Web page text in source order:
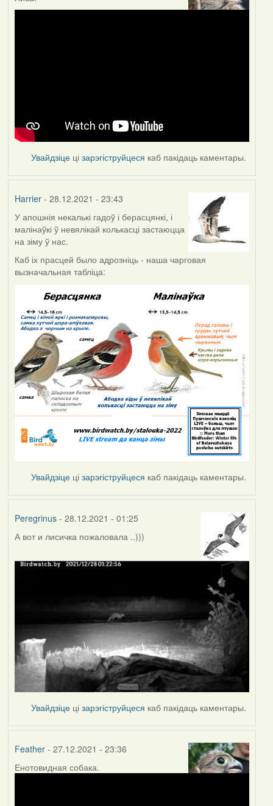
Увайдзіце цізарэгіструйцеся каб пакідаць каментары.
Harrier- 28.12.2021 - 23:43
У апошнія некалькі гадоў і берасцянкі, і
малінаўкі ў невялікай колькасці застаюцца
на зіму ў нас.
Каб іх прасцей было адрозніць - наша чарговая
вызначальная табліца:
Увайдзіце цізарэгіструйцеся каб пакідаць каментары.
Peregrinus- 28.12.2021 - 01:25
А вот и лисичка пожаловала ..)))
Увайдзіце цізарэгіструйцеся каб пакідаць каментары.
Feather- 27.12.2021 - 23:36
Енотовидная собака.